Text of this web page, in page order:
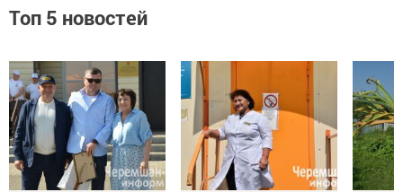
Топ 5 новостей